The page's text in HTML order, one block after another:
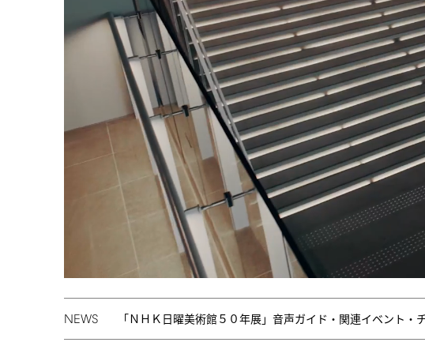
NEWS 「ＮＨＫ日曜美術館５０年展」音声ガイド・関連イベント・